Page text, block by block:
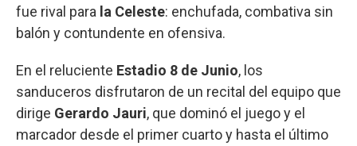
fue rival para la Celeste: enchufada, combativa sin
balón y contundente en ofensiva.
En el reluciente Estadio 8 de Junio, los
sanduceros disfrutaron de un recital del equipo que
dirige Gerardo Jauri, que dominó el juego y el
marcador desde el primer cuarto y hasta el último